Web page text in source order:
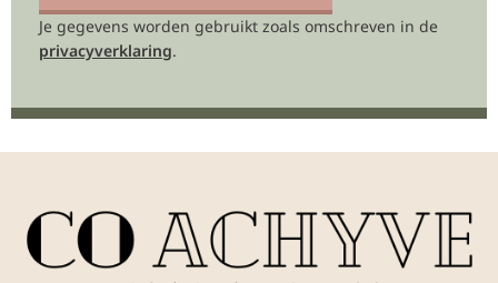
Alternative:
Je gegevens worden gebruikt zoals omschreven in de
privacyverklaring.